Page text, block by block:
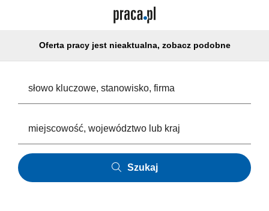
Oferta pracy jest nieaktualna, zobacz podobne
Szukaj